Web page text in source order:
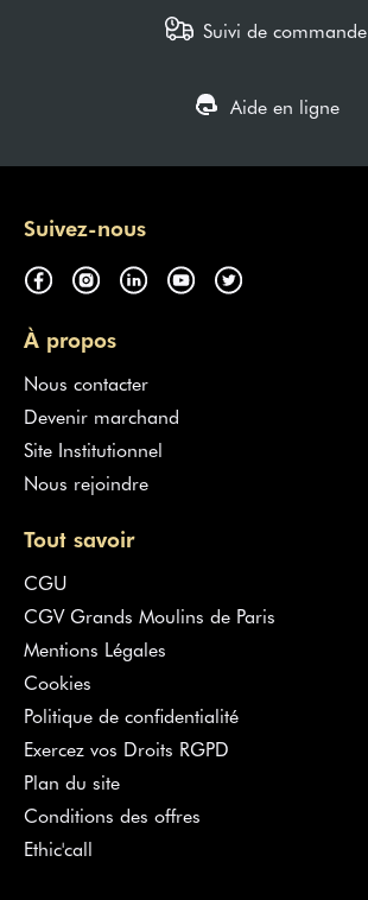
Suivi de commande
Aide en ligne
Suivez-nous
À propos
Nous contacter
Devenir marchand
Site Institutionnel
Nous rejoindre
Tout savoir
CGU
CGV Grands Moulins de Paris
Mentions Légales
Cookies
Politique de confidentialité
Exercez vos Droits RGPD
Plan du site
Conditions des offres
Ethic'call